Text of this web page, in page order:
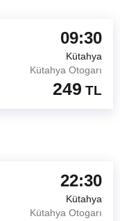
09:30
Kütahya
Kütahya Otogarı
249 TL
22:30
Kütahya
Kütahya Otogarı